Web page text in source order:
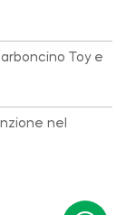
Toy e
nel